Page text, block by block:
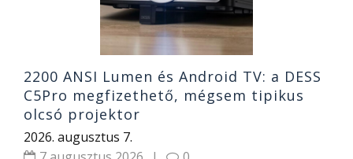
2200 ANSI Lumen és Android TV: a DESS
C5Pro megfizethető, mégsem tipikus
olcsó projektor
2026. augusztus 7.